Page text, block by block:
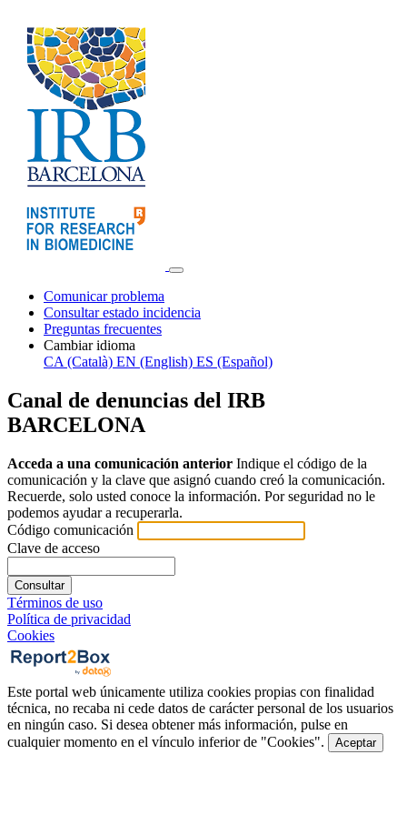
Comunicar problema
Consultar estado incidencia
Preguntas frecuentes
Cambiar idioma
CA (Català) EN (English) ES (Español)
Canal de denuncias del IRB
BARCELONA
Acceda a una comunicación anterior Indique el código de la
comunicación y la clave que asignó cuando creó la comunicación.
Recuerde, solo usted conoce la información. Por seguridad no le
podemos ayudar a recuperarla.
Código comunicación
Clave de acceso
Consultar
Términos de uso
Política de privacidad
Cookies
Este portal web únicamente utiliza cookies propias con finalidad
técnica, no recaba ni cede datos de carácter personal de los usuarios
en ningún caso. Si desea obtener más información, pulse en
cualquier momento en el vínculo inferior de "Cookies".
Aceptar